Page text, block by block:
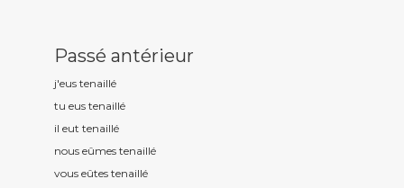
Passé antérieur
j'eus tenaillé
tu eus tenaillé
il eut tenaillé
nous eûmes tenaillé
vous eûtes tenaillé